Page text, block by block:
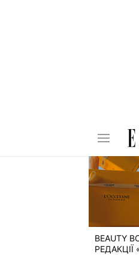
BEAUTY
РЕДАКЦІЇ